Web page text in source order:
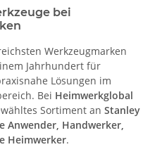
bei
Werkzeugmarken
Jahrhundert für
Lösungen im
Bei Heimwerkglobal
Sortiment an Stanley
Anwender, Handwerker,
Heimwerker.